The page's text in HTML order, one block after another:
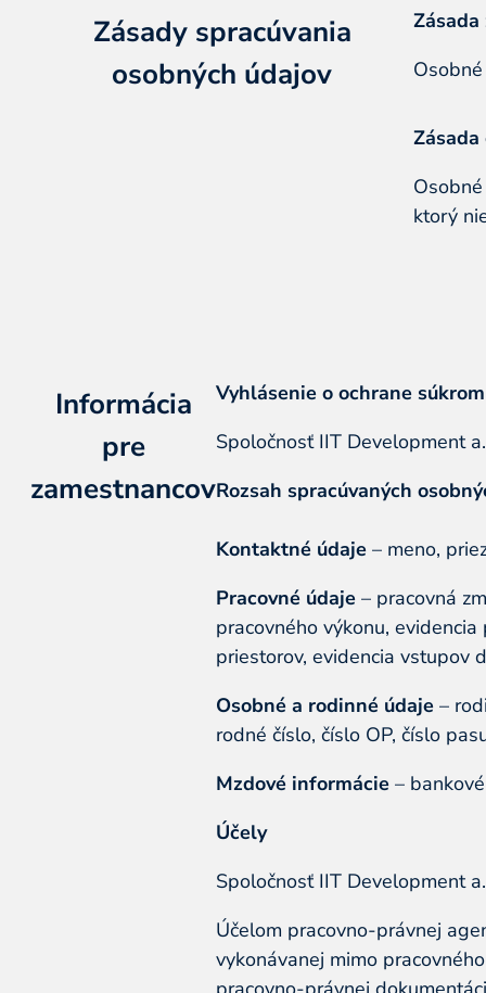
Zásady spracúvania
osobných údajov
ktorý
Informácia
pre
zamestnancov
Vyhlásenie o ochrane
Spoločnosť IIT Development
Rozsah spracúvaných
Kontaktné údaje – meno,
Pracovné údaje – pracovná
pracovného výkonu,
priestorov, evidencia vstupov
Osobné a rodinné údaje –
rodné číslo, číslo OP, číslo
Mzdové informácie –
Účely
Spoločnosť IIT Development
Účelom pracovno-právnej
vykonávanej mimo